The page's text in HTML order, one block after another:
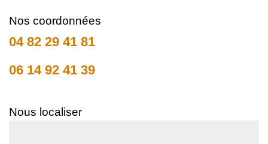
Nos coordonnées
04 82 29 41 81
06 14 92 41 39
Nous localiser